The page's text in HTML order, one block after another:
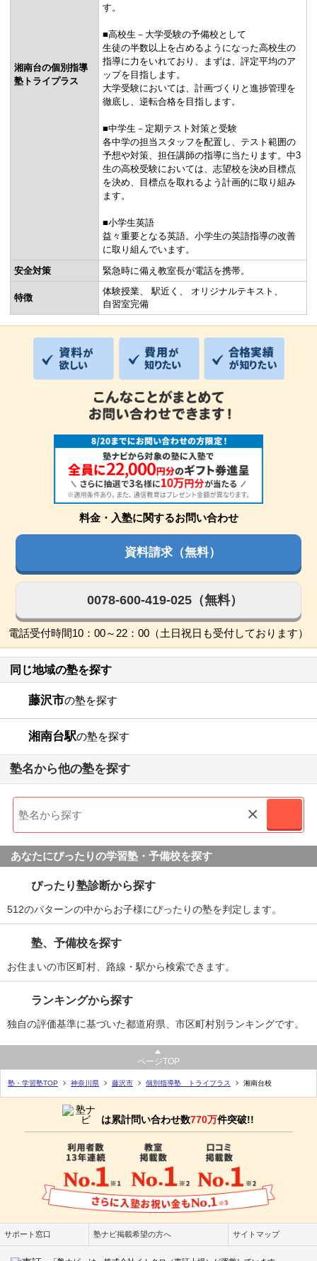
湘南台の個別指導
塾トライプラス
す。
■高校生－大学受験の予備校として
生徒の半数以上を占めるようになった高校生の
指導に力をいれており、まずは、評定平均のア
ップを目指します。
大学受験においては、計画づくりと進捗管理を
徹底し、逆転合格を目指します。
■中学生－定期テスト対策と受験
各中学の担当スタッフを配置し、テスト範囲の
予想や対策、担任講師の指導に当たります。中3
生の高校受験においては、志望校を決め目標点
を決め、目標点を取れるよう計画的に取り組み
ます。
■小学生英語
益々重要となる英語。小学生の英語指導の改善
に取り組んでいます。
安全対策
緊急時に備え教室長が電話を携帯。
特徴
体験授業 駅近く
オリジナルテキスト
自習室完備
料金・入塾に関するお問い合わせ
資料請求（無料）
0078-600-419-025（無料）
電話受付時間10：00～22：00（土日祝日も受付しております）
同じ地域の塾を探す
藤沢市の塾を探す
湘南台駅の塾を探す
塾名から他の塾を探す
×
あなたにぴったりの学習塾・予備校を探す
ぴったり塾診断から探す
512のパターンの中からお子様にぴったりの塾を判定します。
塾、予備校を探す
お住まいの市区町村、路線・駅から検索できます。
ランキングから探す
独自の評価基準に基づいた都道府県、市区町村別ランキングです。
ページTOP
塾・学習塾TOP 神奈川県 藤沢市 個別指導塾 トライプラス 湘南台校
は累計問い合わせ数770万件突破!!
サポート窓口 塾ナビ掲載希望の方へ サイトマップ